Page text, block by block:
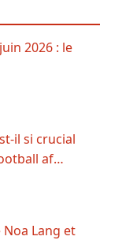
2026 : le
il si crucial
af…
Noa Lang et